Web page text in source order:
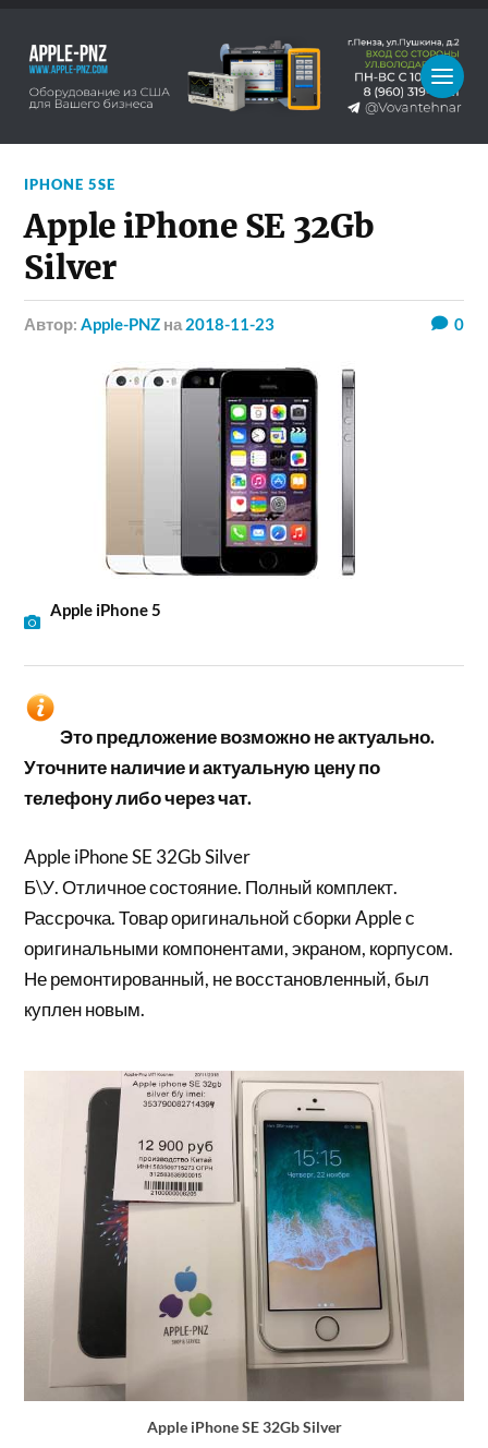
IPHONE 5SE
Apple iPhone SE 32Gb
Silver
Автор:Apple-PNZ на 2018-11-23 0
Apple iPhone 5
Это предложение возможно не актуально.
Уточните наличие и актуальную цену по
телефону либо через чат.
Apple iPhone SE 32Gb Silver
Б\У. Отличное состояние. Полный комплект.
Рассрочка. Товар оригинальной сборки Apple с
оригинальными компонентами, экраном, корпусом.
Не ремонтированный, не восстановленный, был
куплен новым.
Apple iPhone SE 32Gb Silver